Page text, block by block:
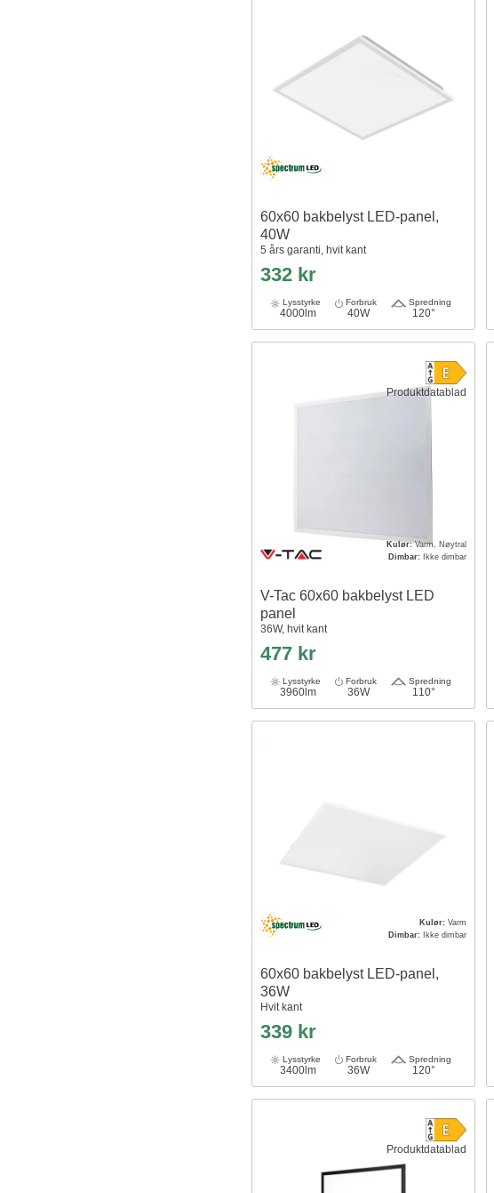
60x60 bakbelyst LED-panel,
40W
5 års garanti, hvit kant
332 kr
Lysstyrke
4000lm
Forbruk
40W
Spredning
120°
Produktdatablad
Kulør:Varm, Nøytral
Dimbar:Ikke dimbar
V-Tac 60x60 bakbelyst LED
panel
36W, hvit kant
477 kr
Lysstyrke
3960lm
Forbruk
36W
Spredning
110°
Kulør:Varm
Dimbar:Ikke dimbar
60x60 bakbelyst LED-panel,
36W
Hvit kant
339 kr
Lysstyrke
3400lm
Forbruk
36W
Spredning
120°
Produktdatablad